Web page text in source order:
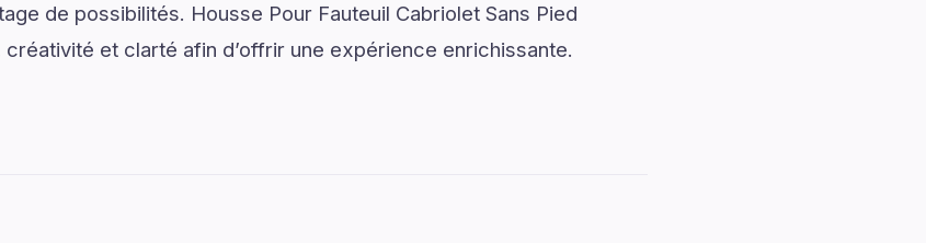
de possibilités. Housse Pour Fauteuil Cabriolet Sans Pied
et clarté afin d’offrir une expérience enrichissante.